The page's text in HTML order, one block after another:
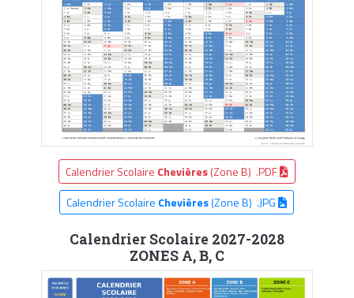
Calendrier Scolaire Chevières(Zone B) .PDF
Calendrier Scolaire Chevières(Zone B) .JPG
Calendrier Scolaire 2027-2028
ZONES A, B, C